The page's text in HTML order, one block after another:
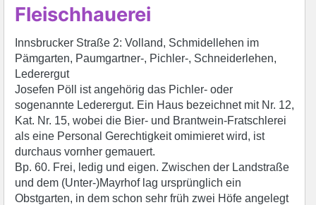
Fleischhauerei
Innsbrucker Straße 2: Volland, Schmidellehen im
Pämgarten, Paumgartner-, Pichler-, Schneiderlehen,
Lederergut
Josefen Pöll ist angehörig das Pichler- oder
sogenannte Lederergut. Ein Haus bezeichnet mit Nr. 12,
Kat. Nr. 15, wobei die Bier- und Brantwein-Fratschlerei
als eine Personal Gerechtigkeit omimieret wird, ist
durchaus vornher gemauert.
Bp. 60. Frei, ledig und eigen. Zwischen der Landstraße
und dem (Unter-)Mayrhof lag ursprünglich ein
Obstgarten, in dem schon sehr früh zwei Höfe angelegt